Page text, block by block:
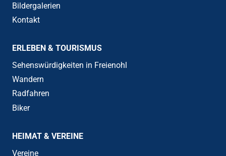
Bildergalerien
Kontakt
ERLEBEN & TOURISMUS
Sehenswürdigkeiten in Freienohl
Wandern
Radfahren
Biker
HEIMAT & VEREINE
Vereine